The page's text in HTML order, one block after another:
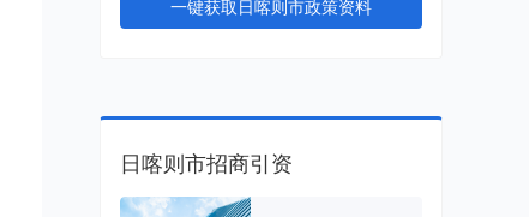
一键获取日喀则市政策资料
日喀则市招商引资